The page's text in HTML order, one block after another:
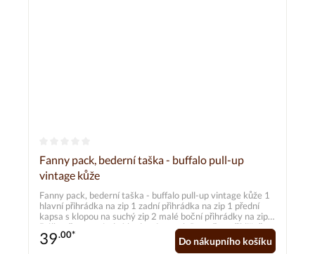
Průměrné hodnocení 0 z 5 hvězd
Fanny pack, bederní taška - buffalo pull-up
vintage kůže
Fanny pack, bederní taška - buffalo pull-up vintage kůže 1
hlavní přihrádka na zip 1 zadní přihrádka na zip 1 přední
kapsa s klopou na suchý zip 2 malé boční přihrádky na zip
Délkově nastavitelný bederní popruh Rozměry: přibližně
34,0 x 15,0 cm Materiál: buvolí kůže (olejovaná a
voskovaná)
39.00*
Do nákupního košíku